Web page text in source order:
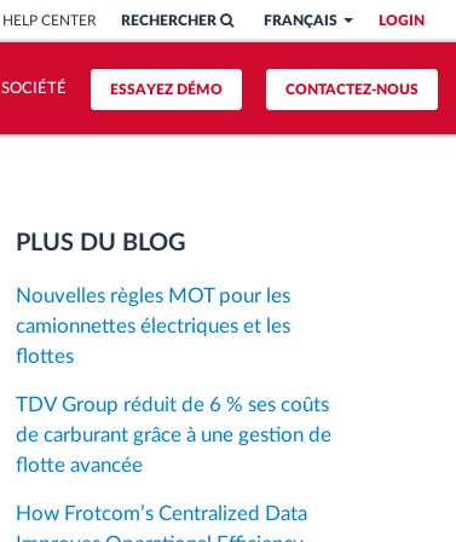
LOGIN
FRANÇAIS
RECHERCHER
HELP CENTER
CONTACTEZ-NOUS
ESSAYEZ DÉMO
SOCIÉTÉ
PLUS DU BLOG
Nouvelles règles MOT pour les
camionnettes électriques et les
flottes
TDV Group réduit de 6 % ses coûts
de carburant grâce à une gestion de
flotte avancée
How Frotcom’s Centralized Data